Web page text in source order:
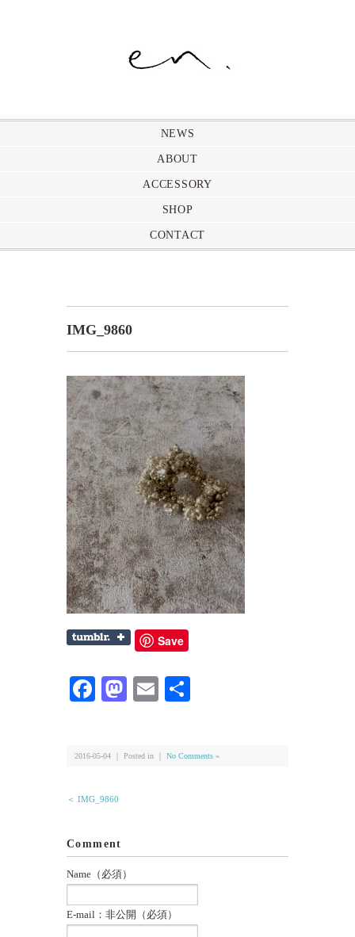
NEWS
ABOUT
ACCESSORY
SHOP
CONTACT
IMG_9860
Save
Facebook
Mastodon
Email
2016-05-04 ｜ Posted in ｜ No Comments »
＜ IMG_9860
Comment
Name（必須）
E-mail：非公開（必須）